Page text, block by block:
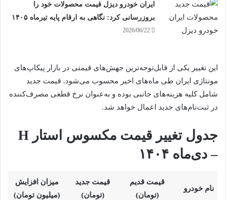
ایران خودرو دیزل قیمت محصولات خود را
بروزرسانی کرد: نگاهی به ارقام پایه تیرماه ۱۴۰۵
2026/06/22
این تغییر یکی از قابل‌توجه‌ترین جهش‌های قیمتی در بازار پیکاپ‌های
مونتاژی ایران طی ماه‌های اخیر محسوب می‌شود. قیمت جدید
شامل کلیه هزینه‌های جانبی بوده و به‌عنوان نرخ قطعی مصرف‌کننده
در ثبت‌نام‌های جدید اعمال خواهد شد.
جدول تغییر قیمت مکسوس استار H
– دی‌ماه ۱۴۰۴
نام خودرو
قیمت قدیم
(تومان)
قیمت جدید
(تومان)
میزان افزایش
(میلیون تومان)